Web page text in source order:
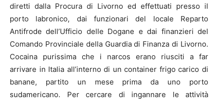
diretti dalla Procura di Livorno ed effettuati presso il
porto labronico, dai funzionari del locale Reparto
Antifrode dell’Ufficio delle Dogane e dai finanzieri del
Comando Provinciale della Guardia di Finanza di Livorno.
Cocaina purissima che i narcos erano riusciti a far
arrivare in Italia all’interno di un container frigo carico di
banane, partito un mese prima da uno porto
sudamericano. Per cercare di ingannare le attività